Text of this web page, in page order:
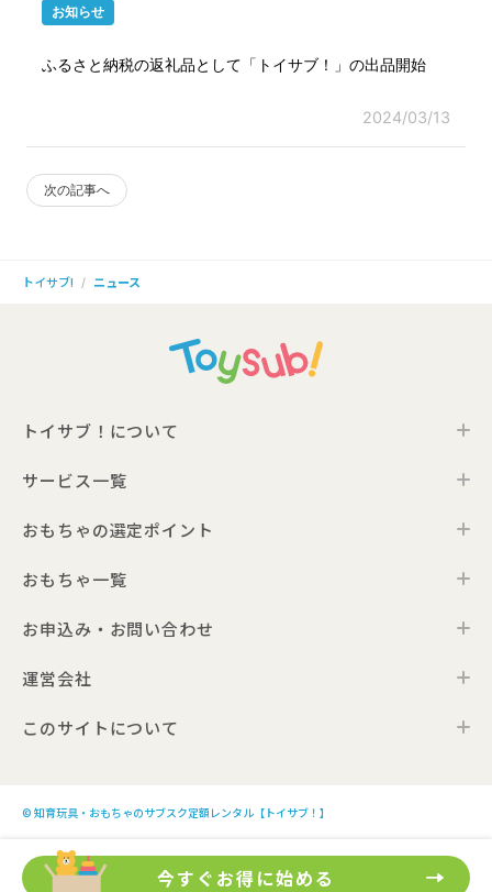
今すぐお得に始める
お知らせ
ふるさと納税の返礼品として「トイサブ！」の出品開始
2024/03/13
次の記事へ
トイサブ! ニュース
トイサブ！について
トイサブ！の特徴
サービス一覧・料金
Toysub! Times
お知らせ
サービス一覧
トイサブ！ファーストセレクション
おもちゃの選定ポイント
年齢別おすすめおもちゃ
0歳ごろの知育おもちゃの選定ポイント
おもちゃ一覧
0歳ごろのおもちゃ一覧
3歳ごろのおもちゃ一覧
生後4か月向けのおもちゃ10選
お申込み・お問い合わせ
お申込み
こども商品券のご利用について
トイサブ！への広告出稿について
運営会社
代表メッセージ
このサイトについて
プライバシーポリシー
特定商取引法及び古物営業法に基づく表記
© 知育玩具・おもちゃのサブスク定額レンタル【トイサブ！】